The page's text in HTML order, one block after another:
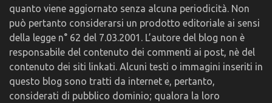
quanto viene aggiornato senza alcuna periodicità. Non
può pertanto considerarsi un prodotto editoriale ai sensi
della legge n° 62 del 7.03.2001. L’autore del blog non è
responsabile del contenuto dei commenti ai post, nè del
contenuto dei siti linkati. Alcuni testi o immagini inseriti in
questo blog sono tratti da internet e, pertanto,
considerati di pubblico dominio; qualora la loro